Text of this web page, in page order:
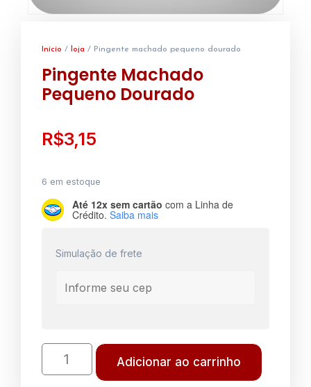
Início / loja / Pingente machado pequeno dourado
Pingente Machado
Pequeno Dourado
R$3,15
6 em estoque
Até 12x sem cartão com a Linha de
Crédito. Saiba mais
Simulação de frete
Adicionar ao carrinho